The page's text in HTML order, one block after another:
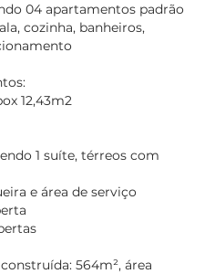
04 apartamentos padrão
cozinha, banheiros,
12,43m2
1 suíte, térreos com
e área de serviço
564m², área